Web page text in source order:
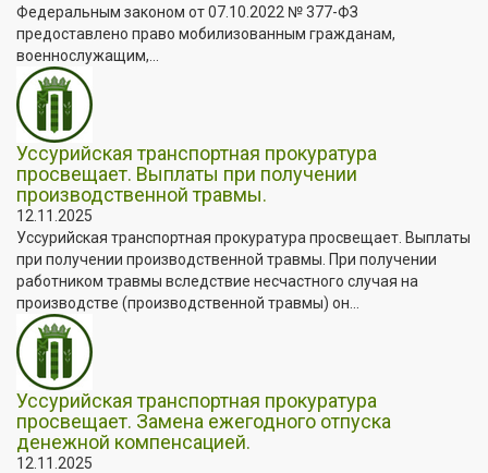
Федеральным законом от 07.10.2022 № 377-ФЗ
предоставлено право мобилизованным гражданам,
военнослужащим,...
Уссурийская транспортная прокуратура
просвещает. Выплаты при получении
производственной травмы.
12.11.2025
Уссурийская транспортная прокуратура просвещает. Выплаты
при получении производственной травмы. При получении
работником травмы вследствие несчастного случая на
производстве (производственной травмы) он...
Уссурийская транспортная прокуратура
просвещает. Замена ежегодного отпуска
денежной компенсацией.
12.11.2025